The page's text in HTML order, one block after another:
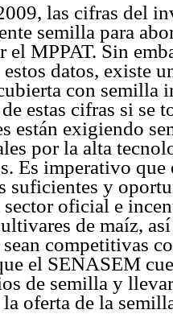
las cifras del
semilla para
el MPPAT. Sin
datos, existe
con semilla
estas cifras si se
están exigiendo
por la alta
Es imperativo que
suficientes y
oficial e
de maíz,
competitivas
el SENASEM
de semilla y
oferta de la